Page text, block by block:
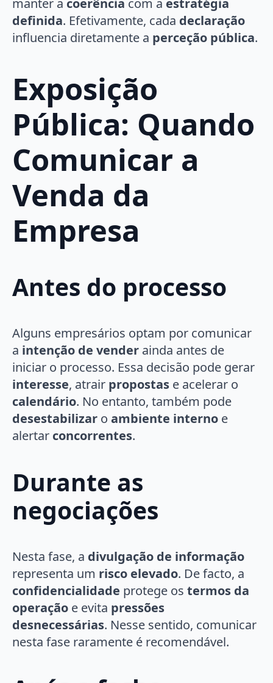
definida. Efetivamente, cada declaração
influencia diretamente a perceção pública.
Exposição
Pública: Quando
Comunicar a
Venda da
Empresa
Antes do processo
Alguns empresários optam por comunicar
a intenção de vender ainda antes de
iniciar o processo. Essa decisão pode gerar
interesse, atrair propostas e acelerar o
calendário. No entanto, também pode
desestabilizar o ambiente interno e
alertar concorrentes.
Durante as
negociações
Nesta fase, a divulgação de informação
representa um risco elevado. De facto, a
confidencialidade protege os termos da
operação e evita pressões
desnecessárias. Nesse sentido, comunicar
nesta fase raramente é recomendável.